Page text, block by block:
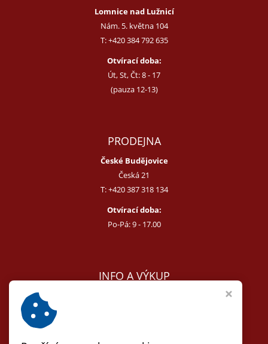
Lomnice nad Lužnicí
Nám. 5. května 104
T:+420 384 792 635
Otvírací doba:
Út, St, Čt: 8 - 17
(pauza 12-13)
PRODEJNA
České Budějovice
Česká 21
T:+420 387 318 134
Otvírací doba:
Po-Pá: 9 - 17.00
INFO A VÝKUP